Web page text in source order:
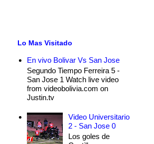
Lo Mas Visitado
En vivo Bolivar Vs San Jose
Segundo Tiempo Ferreira 5 -
San Jose 1 Watch live video
from videobolivia.com on
Justin.tv
Video Universitario
2 - San Jose 0
Los goles de